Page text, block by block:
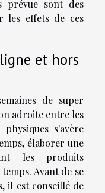
prévue sont des
les effets de ces
et hors
de super
adroite entre les
s'avère
élaborer une
les produits
Avant de se
il est conseillé de